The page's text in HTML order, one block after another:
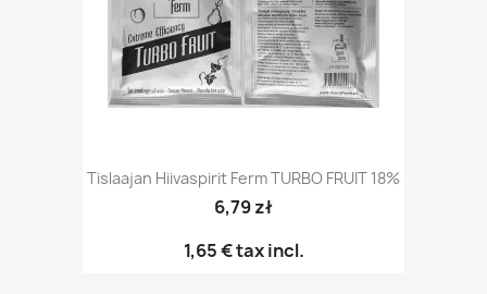
Tislaajan Hiivaspirit Ferm TURBO FRUIT 18%
6,79 zł
1,65 €tax incl.